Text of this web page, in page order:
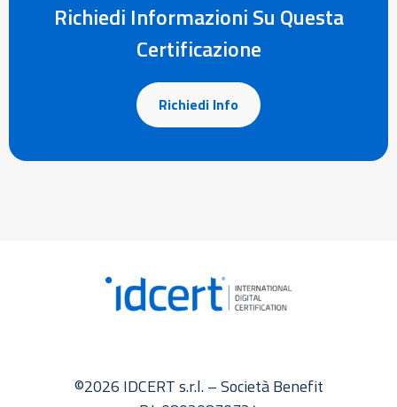
Richiedi Informazioni Su Questa
Certificazione
Richiedi Info
©2026 IDCERT s.r.l. – Società Benefit